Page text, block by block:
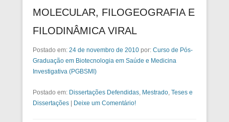
MOLECULAR, FILOGEOGRAFIA E
FILODINÂMICA VIRAL
Postado em: 24 de novembro de 2010 por: Curso de Pós-
Graduação em Biotecnologia em Saúde e Medicina
Investigativa (PGBSMI)
Postado em: Dissertações Defendidas, Mestrado, Teses e
Dissertações
Deixe um Comentário!